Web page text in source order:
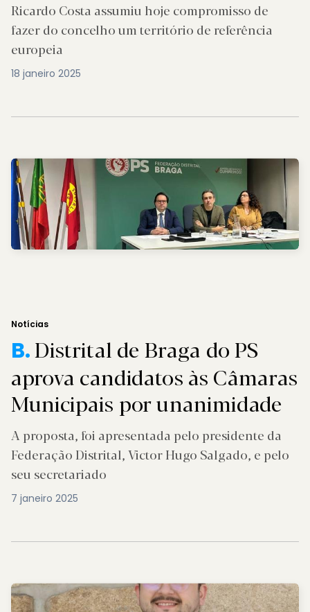
Ricardo Costa assumiu hoje compromisso de
fazer do concelho um território de referência
europeia
18 janeiro 2025
Notícias
B.Distrital de Braga do PS
aprova candidatos às Câmaras
Municipais por unanimidade
A proposta, foi apresentada pelo presidente da
Federação Distrital, Victor Hugo Salgado, e pelo
seu secretariado
7 janeiro 2025